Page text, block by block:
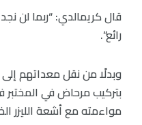
قال كريمالدي: “ربما لن
رائع”.
وبدلًا من نقل معداتهم
بتركيب مرحاض في
مواءمته مع أشعة الليزر